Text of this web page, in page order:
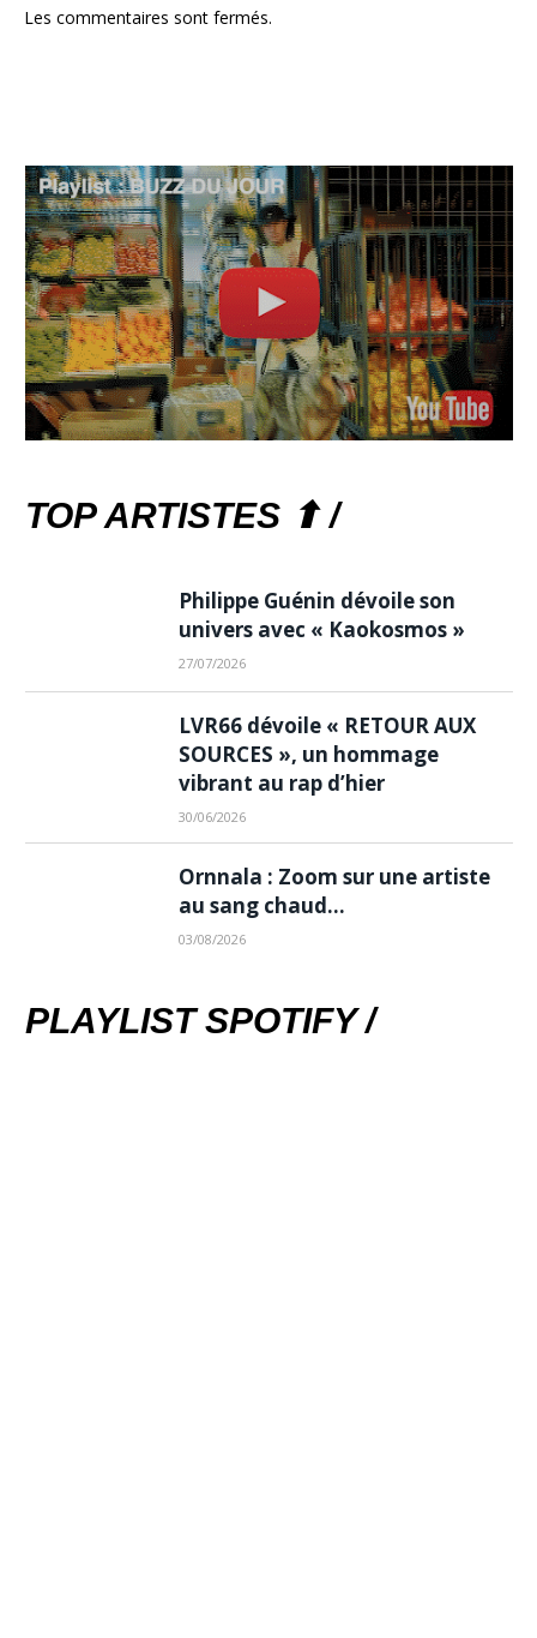
Les commentaires sont fermés.
TOP ARTISTES ⬆ /
Philippe Guénin dévoile son
univers avec « Kaokosmos »
27/07/2026
LVR66 dévoile « RETOUR AUX
SOURCES », un hommage
vibrant au rap d’hier
30/06/2026
Ornnala : Zoom sur une artiste
au sang chaud…
03/08/2026
PLAYLIST SPOTIFY /